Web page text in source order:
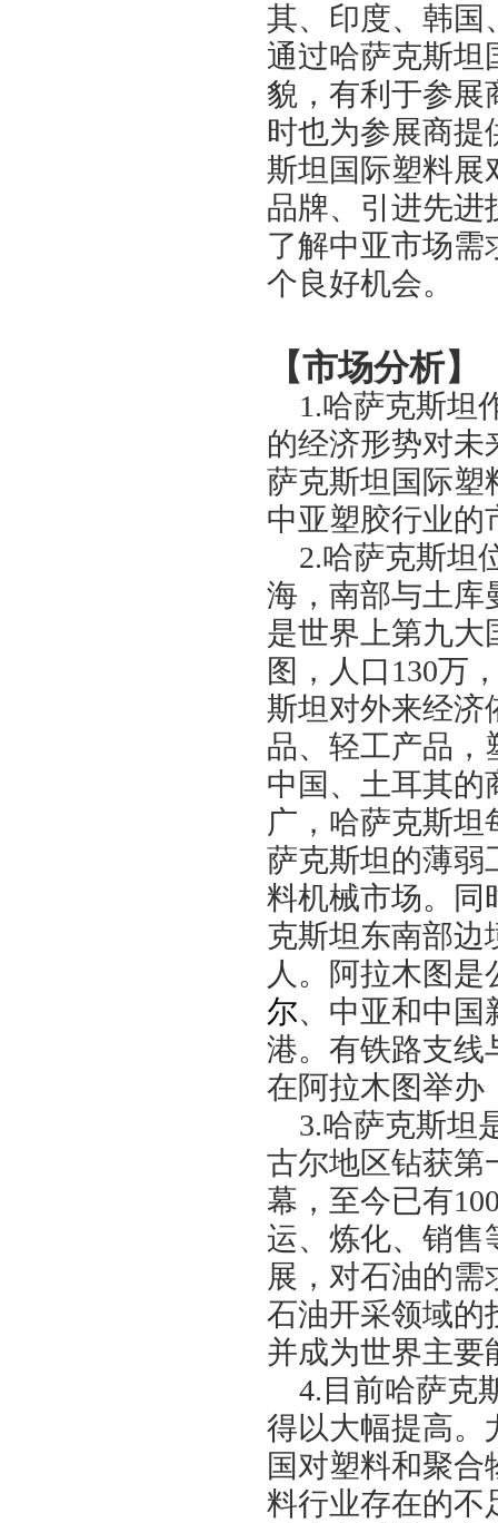
其、印度、韩国
通过哈萨克斯坦
貌，有利于参展
时也为参展商提
斯坦国际塑料展
品牌、引进先进
了解中亚市场需
个良好机会。
【市场分析】
1.哈萨克斯坦
的经济形势对未
萨克斯坦国际塑
中亚塑胶行业的
2.哈萨克斯坦
海，南部与土库
是世界上第九大
图，人口130万
斯坦对外来经济
品、轻工产品，
中国、土耳其的
广，哈萨克斯坦
萨克斯坦的薄弱
料机械市场。同
克斯坦东南部边
人。阿拉木图
尔、中亚和中国
港。有铁路支线
在阿拉木图举办
3.哈萨克斯坦
古尔地区钻获第
幕，至今已有
运、炼化、销售
展，对石油的
石油开采领域的
并成为世界主要
4. 目前哈萨克
得以大幅提高。
国对塑料和聚
料行业存在的不